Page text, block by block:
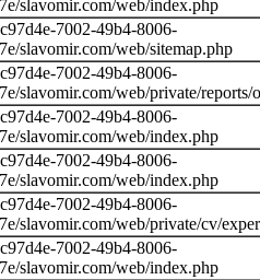
slavomir.com/web/index.php
7002-49b4-8006-
slavomir.com/web/sitemap.php
7002-49b4-8006-
slavomir.com/web/private/
7002-49b4-8006-
slavomir.com/web/index.php
7002-49b4-8006-
slavomir.com/web/index.php
7002-49b4-8006-
slavomir.com/web/private/cv/
7002-49b4-8006-
slavomir.com/web/index.php